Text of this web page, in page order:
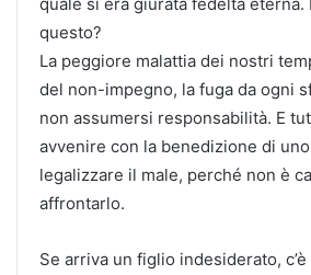
questo?
La peggiore malattia dei nostri
del non-impegno, la fuga da ogni
non assumersi responsabilità. E
avvenire con la benedizione di
legalizzare il male, perché non è
affrontarlo.
Se arriva un figlio indesiderato, c’è